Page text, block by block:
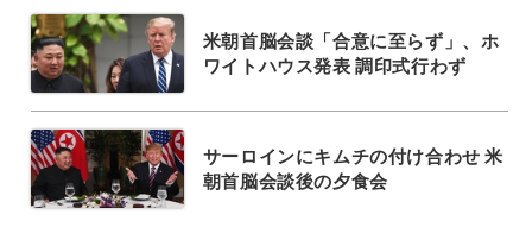
米朝首脳会談「合意に至らず」、ホ
ワイトハウス発表 調印式行わず
サーロインにキムチの付け合わせ 米
朝首脳会談後の夕食会